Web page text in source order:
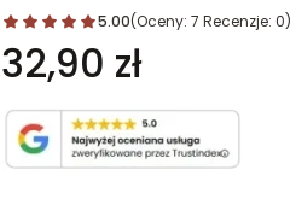
5.00(Oceny: 7 Recenzje: 0)
Cena
32,90 zł